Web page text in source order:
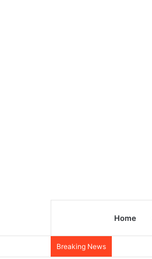
Home
Breaking News